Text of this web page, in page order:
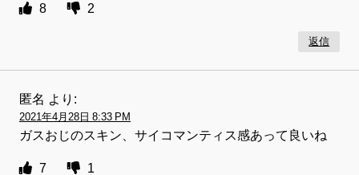
8 2
返信
匿名 より:
2021年4月28日 8:33 PM
ガスおじのスキン、サイコマンティス感あって良いね
7 1